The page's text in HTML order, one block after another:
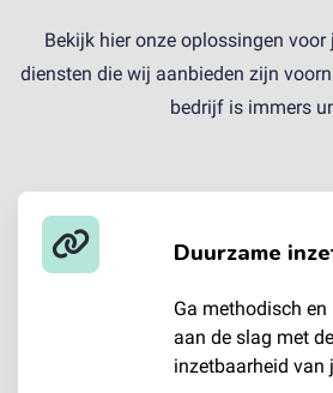
Bekijk hier onze oplossingen
diensten die wij aanbieden zijn
bedrijf is immers
Duurzame
Ga methodisch
aan de slag met
inzetbaarheid van